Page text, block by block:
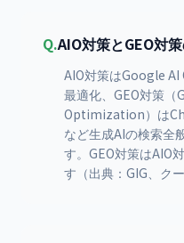
Q.AIO対策とGEO対
AIO対策はGoogle
最適化、GEO対策
Optimization）は
など生成AIの検索全
す。GEO対策はAIO
す（出典：GIG、クー